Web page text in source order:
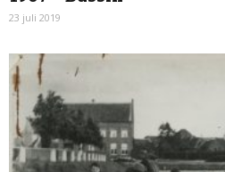
23 juli 2019